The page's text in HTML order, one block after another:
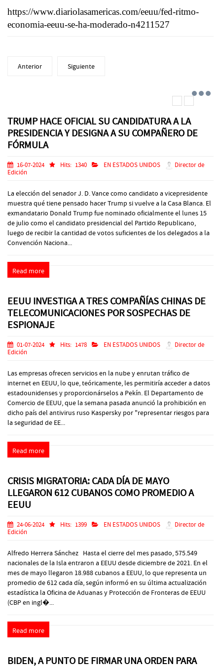
https://www.diariolasamericas.com/eeuu/fed-ritmo-
economia-eeuu-se-ha-moderado-n4211527
Anterior Siguiente
TRUMP HACE OFICIAL SU CANDIDATURA A LA
PRESIDENCIA Y DESIGNA A SU COMPAÑERO DE
FÓRMULA
16-07-2024 Hits: 1340 EN ESTADOS UNIDOS
Director de
Edición
La elección del senador J. D. Vance como candidato a vicepresidente
muestra qué tiene pensado hacer Trump si vuelve a la Casa Blanca. El
exmandatario Donald Trump fue nominado oficialmente el lunes 15
de julio como el candidato presidencial del Partido Republicano,
luego de recibir la cantidad de votos suficientes de los delegados a la
Convención Naciona...
Read more
EEUU INVESTIGA A TRES COMPAÑÍAS CHINAS DE
TELECOMUNICACIONES POR SOSPECHAS DE
ESPIONAJE
01-07-2024 Hits: 1478 EN ESTADOS UNIDOS
Director de
Edición
Las empresas ofrecen servicios en la nube y enrutan tráfico de
internet en EEUU, lo que, teóricamente, les permitiría acceder a datos
estadounidenses y proporcionárselos a Pekín. El Departamento de
Comercio de EEUU, que la semana pasada anunció la prohibición en
dicho país del antivirus ruso Kaspersky por "representar riesgos para
la seguridad de EE...
Read more
CRISIS MIGRATORIA: CADA DÍA DE MAYO
LLEGARON 612 CUBANOS COMO PROMEDIO A
EEUU
24-06-2024 Hits: 1399 EN ESTADOS UNIDOS
Director de
Edición
Alfredo Herrera Sánchez Hasta el cierre del mes pasado, 575.549
nacionales de la Isla entraron a EEUU desde diciembre de 2021. En el
mes de mayo llegaron 18.988 cubanos a EEUU, lo que representa un
promedio de 612 cada día, según informó en su última actualización
estadística la Oficina de Aduanas y Protección de Fronteras de EEUU
(CBP en ingl�...
Read more
BIDEN, A PUNTO DE FIRMAR UNA ORDEN PARA